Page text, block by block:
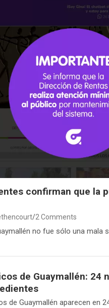
confirman que la
2 Comments
no fue sólo una mala
de Guaymallén: 24
de Guaymallén aparecen en